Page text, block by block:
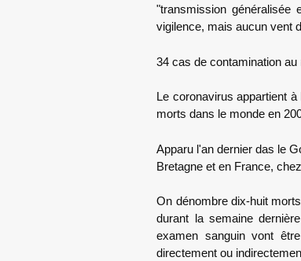
"transmission généralisée
vigilence, mais aucun vent
34 cas de contamination au
Le coronavirus appartient
morts dans le monde en
Apparu l'an dernier das le
Bretagne et en France,
On dénombre dix-huit
durant la semaine
examen sanguin vont
directement ou